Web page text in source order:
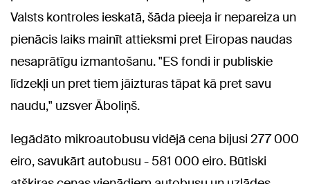
Valsts kontroles ieskatā, šāda pieeja ir nepareiza un
pienācis laiks mainīt attieksmi pret Eiropas naudas
nesaprātīgu izmantošanu. "ES fondi ir publiskie
līdzekļi un pret tiem jāizturas tāpat kā pret savu
naudu," uzsver Āboliņš.
Iegādāto mikroautobusu vidējā cena bijusi 277 000
eiro, savukārt autobusu - 581 000 eiro. Būtiski